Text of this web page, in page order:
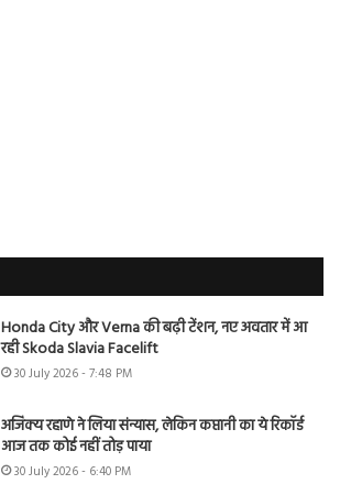
Honda City और Verna की बढ़ी टेंशन, नए अवतार में आ
रही Skoda Slavia Facelift
30 July 2026 - 7:48 PM
अजिंक्य रहाणे ने लिया संन्यास, लेकिन कप्तानी का ये रिकॉर्ड
आज तक कोई नहीं तोड़ पाया
30 July 2026 - 6:40 PM